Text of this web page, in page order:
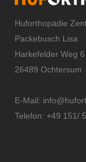
Huforthopädie
Packebusch Lisa
Harkefelder Weg 6
26489 Ochtersum
E-Mail:
Telefon: +49 151/